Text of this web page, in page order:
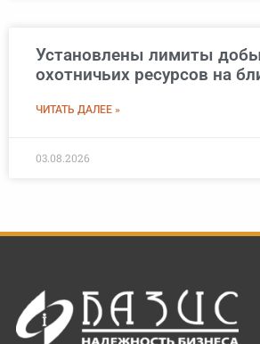
Установлены лимиты
охотничьих ресурсов на
ЧИТАТЬ ДАЛЕЕ »
03.08.2026